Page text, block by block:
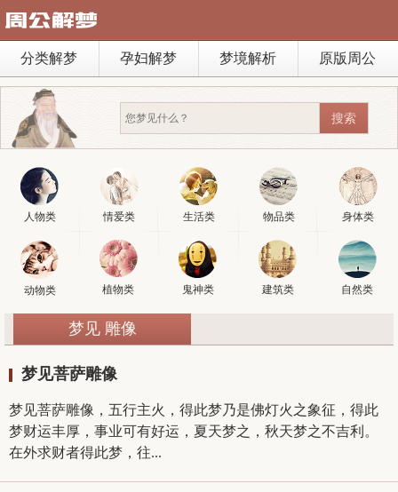
分类解梦 孕妇解梦 梦境解析 原版周公
人物类 情爱类 生活类 物品类 身体类
动物类 植物类 鬼神类 建筑类 自然类
梦见 雕像
梦见菩萨雕像
梦见菩萨雕像，五行主火，得此梦乃是佛灯火之象征，得此
梦财运丰厚，事业可有好运，夏天梦之，秋天梦之不吉利。
在外求财者得此梦，往...